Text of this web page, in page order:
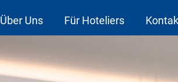
Über Uns Für Hoteliers